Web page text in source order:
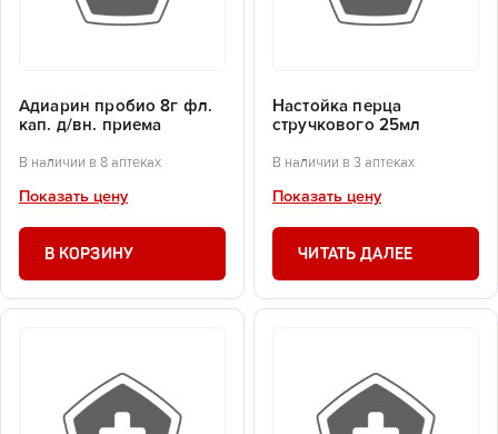
Адиарин пробио 8г фл.
кап. д/вн. приема
В наличии в 8 аптеках
Показать цену
В КОРЗИНУ
Настойка перца
стручкового 25мл
В наличии в 3 аптеках
Показать цену
ЧИТАТЬ ДАЛЕЕ